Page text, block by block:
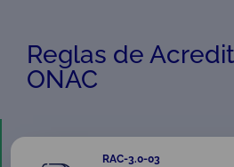
Reglas de
ONAC
RAC-3.0-03